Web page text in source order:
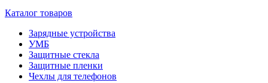
Каталог товаров
Зарядные устройства
УМБ
Защитные стекла
Защитные пленки
Чехлы для телефонов